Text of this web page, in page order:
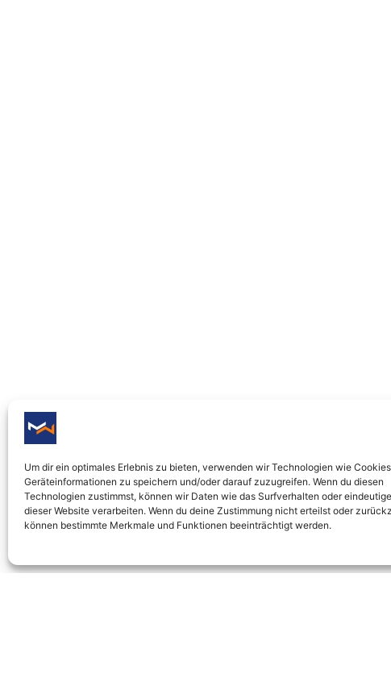
Um dir ein optimales Erlebnis zu bieten, verwenden wir Technologien wie
Geräteinformationen zu speichern und/oder darauf zuzugreifen. Wenn du diesen
Technologien zustimmst, können wir Daten wie das Surfverhalten oder
dieser Website verarbeiten. Wenn du deine Zustimmung nicht erteilst oder
können bestimmte Merkmale und Funktionen beeinträchtigt werden.